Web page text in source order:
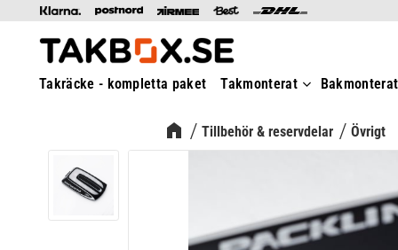
Takräcke - kompletta paket Takmonterat Bakmonterat
Tillbehör & reservdelar Övrigt